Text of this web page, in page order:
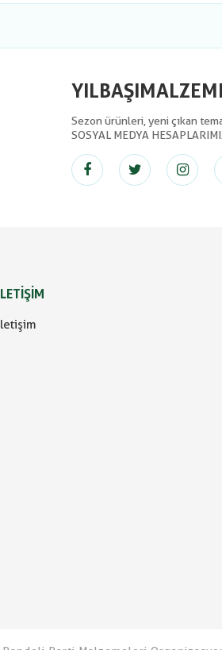
Sezon ürünleri, yeni çıkan
SOSYAL MEDYA